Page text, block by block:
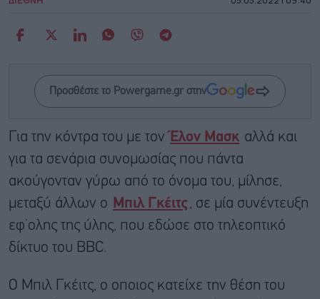
Προσθέστε το Powergame.gr στην
Για την κόντρα του με τον Έλον Μασκ αλλά και
για τα σενάρια συνομωσίας που πάντα
ακούγονταν γύρω από το όνομα του, μίλησε,
μεταξύ άλλων ο
Μπιλ Γκέιτς
, σε μία συνέντευξη
εφ’ολης της ύλης, που εδώσε στο τηλεοπτικό
δίκτυο του BBC.
Ο Μπιλ Γκέιτς, ο οποιος κατείχε την θέση του